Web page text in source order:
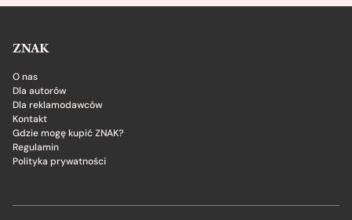
ZNAK
O nas
Dla autorów
Dla reklamodawców
Kontakt
Gdzie mogę kupić ZNAK?
Regulamin
Polityka prywatności